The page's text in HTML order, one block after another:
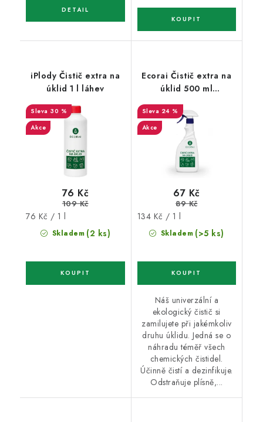
iPlody Čistič extra na
úklid 1 l láhev
30 %
Akce
Skladem (2 ks)
76 Kč
109 Kč
Měrná
cena:
76 Kč / 1 l
Ecorai Čistič extra na
úklid 500 ml
24 %
Akce
Skladem (>5 ks)
67 Kč
89 Kč
Měrná
cena:
134 Kč / 1 l
Náš univerzální a
ekologický čistič si
zamilujete při jakémkoliv
druhu úklidu. Jedná se o
náhradu téměř všech
chemických čistidel.
Účinně čistí a dezinfikuje.
Odstraňuje plísně,...